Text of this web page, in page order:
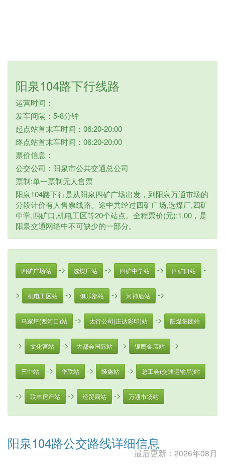
阳泉104路下行线路
运营时间：
发车间隔：5-8分钟
起点站首末车时间：06:20-20:00
终点站首末车时间：06:20-20:00
票价信息：
公交公司：阳泉市公共交通总公司
票制:单一票制无人售票
阳泉104路下行是从阳泉四矿广场出发，到阳泉万通市场的
分段计价有人售票线路。途中共经过四矿广场,选煤厂,四矿
中学,四矿口,机电工区等20个站点。全程票价(元):1.00，是
阳泉交通网络中不可缺少的一部分。
四矿广场站 -> 选煤厂站 -> 四矿中学站 -> 四矿口站 -
> 机电工区站 -> 俱乐部站 -> 河神庙站 ->
马家坪(西河口)站 -> 太行公司(正达彩印)站 -> 阳煤集团站
-> 文化宫站 -> 大都会国际站 -> 银鹰金店站 ->
三中站 -> 华联站 -> 隆鑫站 -> 总工会(交通运输局)站
-> 联丰房产站 -> 经贸局站 -> 万通市场站
阳泉104路公交路线详细信息
最后更新：2026年08月